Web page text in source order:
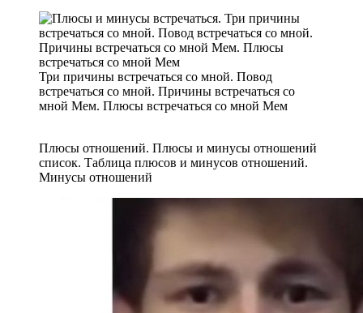
Три причины встречаться со мной. Повод
встречаться со мной. Причины встречаться со
мной Мем. Плюсы встречаться со мной Мем
Плюсы отношений. Плюсы и минусы отношений
список. Таблица плюсов и минусов отношений.
Минусы отношений